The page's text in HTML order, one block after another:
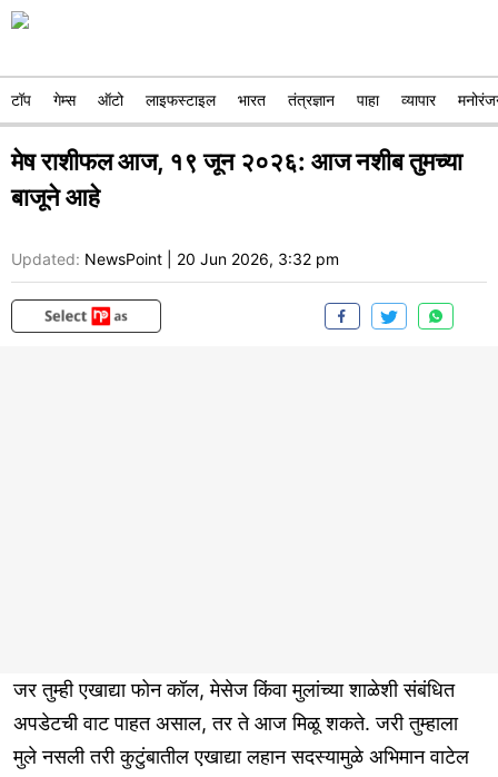
टॉप गेम्स ऑटो लाइफस्टाइल भारत तंत्रज्ञान पाहा व्यापार
मेष राशीफल आज, १९ जून २०२६: आज नशीब तुमच्या
बाजूने आहे
Updated: NewsPoint 20 Jun 2026, 3:32 pm
जर तुम्ही एखाद्या फोन कॉल, मेसेज किंवा मुलांच्या शाळेशी संबंधित
अपडेटची वाट पाहत असाल, तर ते आज मिळू शकते. जरी तुम्हाला
मुले नसली तरी कुटुंबातील एखाद्या लहान सदस्यामुळे अभिमान वाटेल